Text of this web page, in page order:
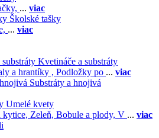
... viac
Školské tašky
... viac
Kvetináče a substráty
a hrantíky , Podložky po ... viac
Substráty a hnojivá
Umelé kvety
kytice, Zeleň, Bobule a plody, V ... viac